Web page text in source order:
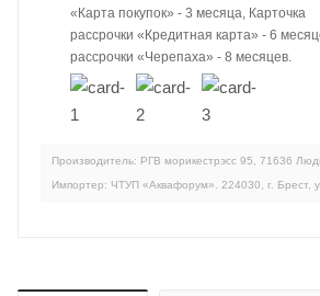
«Карта покупок» - 3 месяца, Карточка
рассрочки «Кредитная карта» - 6
рассрочки «Черепаха» - 8 месяцев.
Производитель: РГВ морикестрэсс 95, 71636
Импортер: ЧТУП «Аквафорум». 224030, г. Брест,